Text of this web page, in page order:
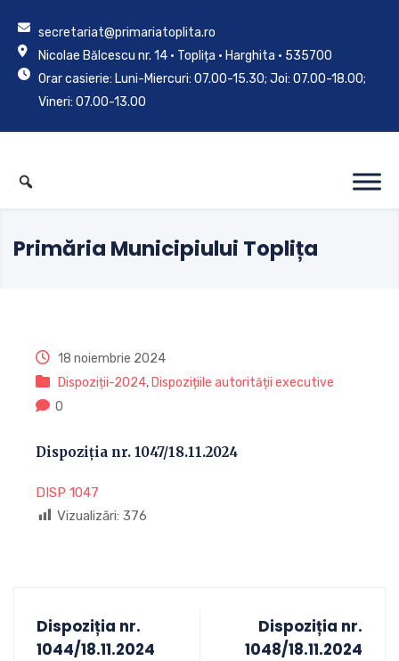
secretariat@primariatoplita.ro
Nicolae Bălcescu nr. 14 • Toplița • Harghita • 535700
Orar casierie: Luni-Miercuri: 07.00-15.30; Joi: 07.00-18.00;
Vineri: 07.00-13.00
Primăria Municipiului Toplița
18 noiembrie 2024
Dispoziții-2024, Dispozițiile autorității executive
0
Dispoziția nr. 1047/18.11.2024
DISP 1047
Vizualizări: 376
Dispoziția nr.
1044/18.11.2024
Dispoziția nr.
1048/18.11.2024